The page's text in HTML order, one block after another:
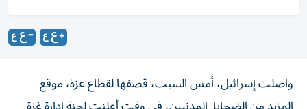
واصلت إسرائيل، أمس السبت، قصفها لقطاع غزة، موقع